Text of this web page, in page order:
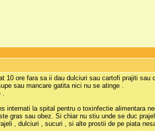
10 ore fara sa ii dau dulciuri sau cartofi prajiti
sau mancare gatita nici nu se atinge .
.
internati la spital pentru o toxinfectie alimentara
gras sau obez. Si chiar nu stiu unde se duc
, dulciuri , sucuri , si alte prostii de pe piata